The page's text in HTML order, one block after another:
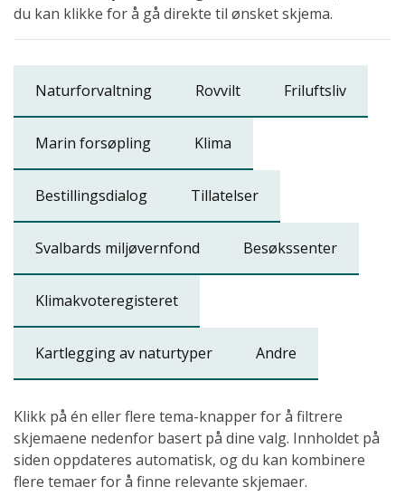
du kan klikke for å gå direkte til ønsket skjema.
Naturforvaltning Rovvilt Friluftsliv
Marin forsøpling Klima
Bestillingsdialog Tillatelser
Svalbards miljøvernfond Besøkssenter
Klimakvoteregisteret
Kartlegging av naturtyper Andre
Klikk på én eller flere tema-knapper for å filtrere
skjemaene nedenfor basert på dine valg. Innholdet på
siden oppdateres automatisk, og du kan kombinere
flere temaer for å finne relevante skjemaer.